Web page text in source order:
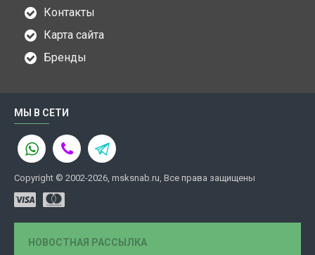
Контакты
Карта сайта
Бренды
МЫ В СЕТИ
Copyright © 2002-2026, msksnab.ru, Все права защищены
НОВОСТНАЯ РАССЫЛКА